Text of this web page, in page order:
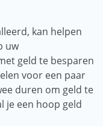
kan helpen
uw
geld te besparen
voor een paar
duren om geld te
je een hoop geld